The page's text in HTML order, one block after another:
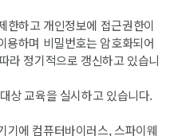
한하고 개인정보에 접근권한이
용하며 비밀번호는 암호화되어
라 정기적으로 갱신하고 있습니
상 교육을 실시하고 있습니다.
기에 컴퓨터바이러스, 스파이웨